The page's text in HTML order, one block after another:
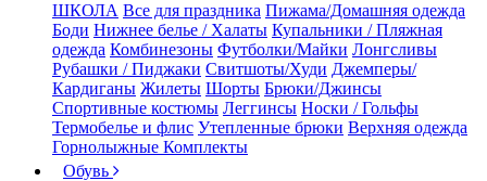
ШКОЛА Все для праздника Пижама/Домашняя одежда
Боди Нижнее белье / Халаты Купальники / Пляжная
одежда Комбинезоны Футболки/Майки Лонгсливы
Рубашки / Пиджаки Свитшоты/Худи Джемперы/
Кардиганы Жилеты Шорты Брюки/Джинсы
Спортивные костюмы Леггинсы Носки / Гольфы
Термобелье и флис Утепленные брюки Верхняя одежда
Горнолыжные Комплекты
Обувь